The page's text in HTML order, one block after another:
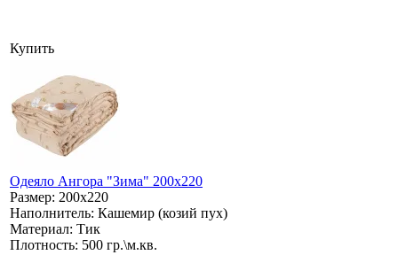
Купить
Одеяло Ангора "Зима" 200х220
Размер: 200х220
Наполнитель: Кашемир (козий пух)
Материал: Тик
Плотность: 500 гр.\м.кв.